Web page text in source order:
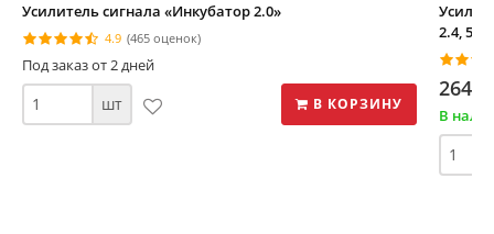
Усилитель сигнала «Инкубатор 2.0»
4.9 (465 оценок)
Под заказ от 2 дней
шт В КОРЗИНУ
2.4, 5.8
264
В